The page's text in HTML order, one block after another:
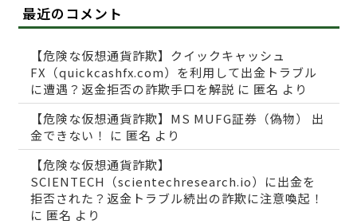
最近のコメント
【危険な仮想通貨詐欺】クイックキャッシュ
FX（quickcashfx.com）を利用して出金トラブル
に遭遇？返金拒否の詐欺手口を解説 に 匿名 より
【危険な仮想通貨詐欺】MS MUFG証券（偽物） 出
金できない！
に 匿名 より
【危険な仮想通貨詐欺】
SCIENTECH（scientechresearch.io）に出金を
拒否された？返金トラブル続出の詐欺に注意喚起！
に 匿名 より